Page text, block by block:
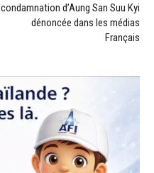
condamnation d’Aung San Suu Kyi
dénoncée dans les médias
Français